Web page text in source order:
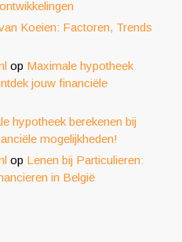
Koeien: Factoren, Trends
op Maximale hypotheek
jouw financiële
hypotheek berekenen bij
mogelijkheden!
op Lenen bij Particulieren:
in België